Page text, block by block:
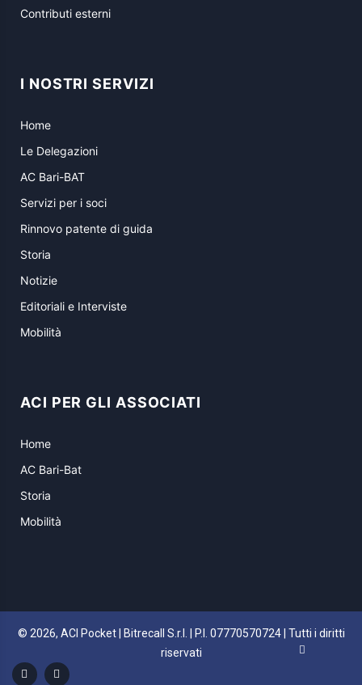
Contributi esterni
I NOSTRI SERVIZI
Home
Le Delegazioni
AC Bari-BAT
Servizi per i soci
Rinnovo patente di guida
Storia
Notizie
Editoriali e Interviste
Mobilità
ACI PER GLI ASSOCIATI
Home
AC Bari-Bat
Storia
Mobilità
© 2026, ACI Pocket | Bitrecall S.r.l. | P.I. 07770570724 | Tutti i diritti
riservati